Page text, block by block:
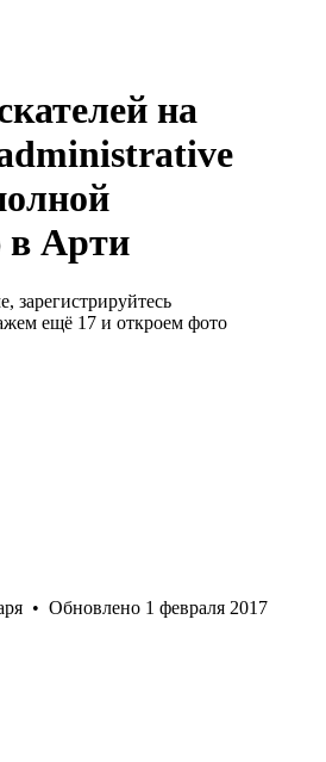
на
в Арти
зарегистрируйтесь
ещё 17 и откроем фото
• Обновлено 1 февраля 2017